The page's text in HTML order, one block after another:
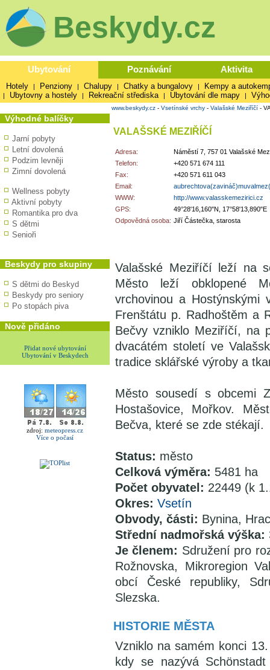
Beskydy.cz
Ubytování Poznávání Aktivita
Hotely | Penziony | Chalupy | Chatky a bungalovy | Kempy a
| Ubytovny a hostely | Rekreační střediska | Ubytování dle mapy |
Výhodné balíčky
Jarní pobyty
Letní dovolená
Podzim levněji
Zimní dovolená
Wellness pobyty
Aktivní pobyty
Romantika pro dva
S dětmi
Senioři
Beskydy pro skupiny
S dětmi do Beskyd
Beskydy pro seniory
Po stopách piva
Nově přidáno
Přidat nové ubytování
Ubytování v Beskydech
zdroj: meteopress.cz
Více o počasí
www.beskydy.cz - Vsetínské vrchy - Valašské Meziříčí -
VALAŠSKÉ MEZIŘÍČÍ
Adresa:
Náměstí 7, 757 01 Valašské
Telefon:
+420 571 674 111
Fax:
+420 571 611 043
Email:
WWW:
http://www.valasskemezirici.cz
GPS:
49°28'16,160"N, 17°58'13,890"E
Odpovědná osoba: Jiří Částečka, starosta
Valašské Meziříčí leží na
Město leží obklopené
vrchovinou a Hostýnskými
Frenštátu p. Radhoštěm a
Bečvy vzniklo Meziříčí, na
dvacátém století ve
tradice sklářské výroby a
Město sousedí s obcemi
Hostašovice, Mořkov.
Bečva, které se zde stékají.
Status: město
Celková výměra: 5481 ha
Počet obyvatel: 22449 (k
Okres: Vsetín
Obvody, části: Bynina,
Střední nadmořská výška:
Je členem: Sdružení pro
Rožnovska, Mikroregion
obcí České republiky,
Slezska.
HISTORIE MĚSTA
Vzniklo na samém konci
kdy se nazývá